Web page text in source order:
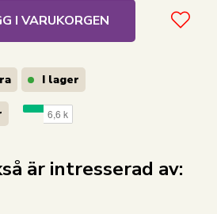
I VARUKORGEN
I lager
är intresserad av: